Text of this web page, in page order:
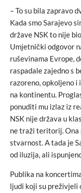
– To su bila zapravo
Kada smo Sarajevo
države NSK to nije
Umjetnički odgovor
ruševinama Evrope,
raspadale zajedno s
razoreno, opkoljeno
na kontinentu.
ponuditi mu izlaz iz
NSK nije država u
ne traži teritorij. Ona
stvarnost. A tada je
od iluzija, ali
Publika na
ljudi koji su preživjeli